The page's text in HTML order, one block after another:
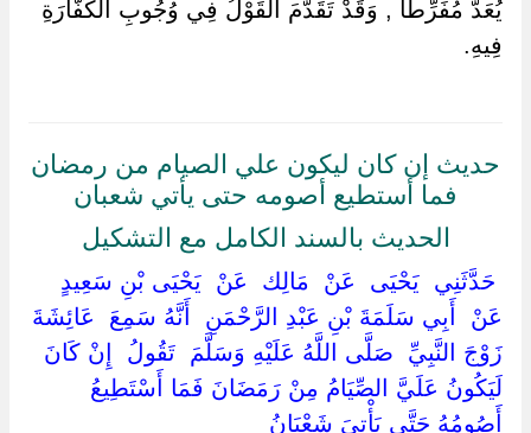
يُعَدُّ مُفَرِّطًا , وَقَدْ تَقَدَّمَ الْقَوْلُ فِي وُجُوبِ الْكَفَّارَةِ
فِيهِ.
حديث إن كان ليكون علي الصيام من رمضان
فما أستطيع أصومه حتى يأتي شعبان
الحديث بالسند الكامل مع التشكيل
‏ ‏حَدَّثَنِي ‏ ‏يَحْيَى ‏ ‏عَنْ ‏ ‏مَالِك ‏ ‏عَنْ ‏ ‏يَحْيَى بْنِ سَعِيدٍ ‏
‏عَنْ ‏ ‏أَبِي سَلَمَةَ بْنِ عَبْدِ الرَّحْمَنِ ‏ ‏أَنَّهُ سَمِعَ ‏ ‏عَائِشَةَ
زَوْجَ النَّبِيِّ ‏ ‏صَلَّى اللَّهُ عَلَيْهِ وَسَلَّمَ ‏ ‏تَقُولُ ‏ ‏إِنْ كَانَ
لَيَكُونُ عَلَيَّ الصِّيَامُ مِنْ رَمَضَانَ فَمَا أَسْتَطِيعُ
أَصُومُهُ حَتَّى يَأْتِيَ شَعْبَانُ ‏